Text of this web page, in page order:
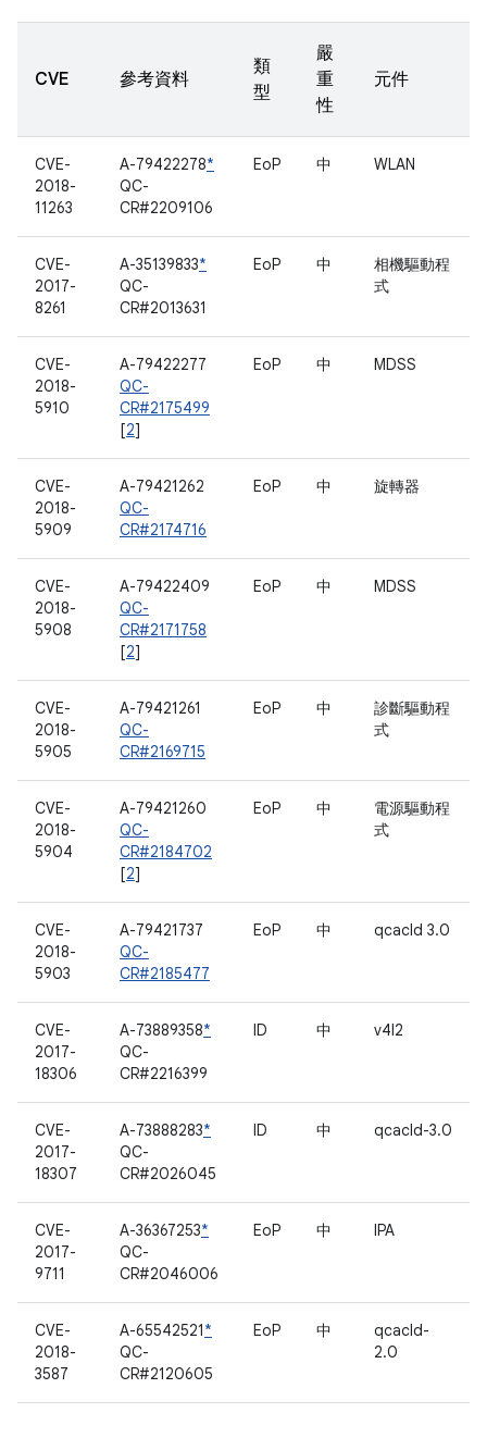
CVE 參考資料
類
型
嚴
重
性
元件
CVE-
2018-
11263
A-79422278*
QC-
CR#2209106
EoP 中 WLAN
CVE-
2017-
8261
A-35139833*
QC-
CR#2013631
EoP 中
相機驅動程
式
CVE-
2018-
5910
A-79422277
QC-
CR#2175499
[2]
EoP 中 MDSS
CVE-
2018-
5909
A-79421262
QC-
CR#2174716
EoP 中 旋轉器
CVE-
2018-
5908
A-79422409
QC-
CR#2171758
[2]
EoP 中 MDSS
CVE-
2018-
5905
A-79421261
QC-
CR#2169715
EoP 中
診斷驅動程
式
CVE-
2018-
5904
A-79421260
QC-
CR#2184702
[2]
EoP 中
電源驅動程
式
CVE-
2018-
5903
A-79421737
QC-
CR#2185477
EoP 中 qcacld 3.0
CVE-
2017-
18306
A-73889358*
QC-
CR#2216399
ID 中 v4l2
CVE-
2017-
18307
A-73888283*
QC-
CR#2026045
ID 中 qcacld-3.0
CVE-
2017-
9711
A-36367253*
QC-
CR#2046006
EoP 中 IPA
CVE-
2018-
3587
A-65542521*
QC-
CR#2120605
EoP 中
qcacld-
2.0